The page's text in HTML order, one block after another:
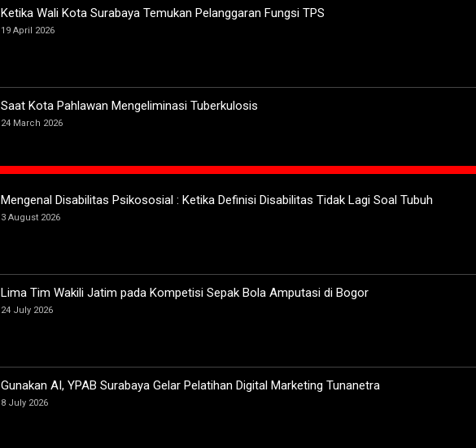
Ketika Wali Kota Surabaya Temukan Pelanggaran Fungsi TPS
19 April 2026
Saat Kota Pahlawan Mengeliminasi Tuberkulosis
24 March 2026
Mengenal Disabilitas Psikososial : Ketika Definisi Disabilitas Tidak Lagi Soal Tubuh
3 August 2026
Lima Tim Wakili Jatim pada Kompetisi Sepak Bola Amputasi di Bogor
24 July 2026
Gunakan AI, YPAB Surabaya Gelar Pelatihan Digital Marketing Tunanetra
8 July 2026